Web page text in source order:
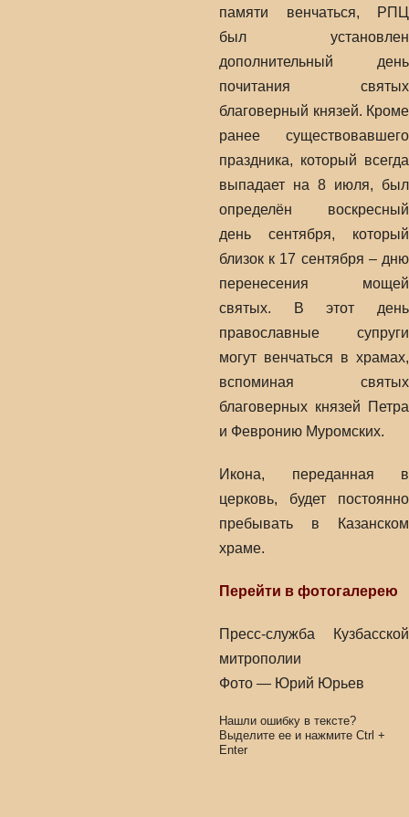
памяти венчаться, РПЦ
был установлен
дополнительный день
почитания святых
благоверный князей. Кроме
ранее существовавшего
праздника, который всегда
выпадает на 8 июля, был
определён воскресный
день сентября, который
близок к 17 сентября – дню
перенесения мощей
святых. В этот день
православные супруги
могут венчаться в храмах,
вспоминая святых
благоверных князей Петра
и Февронию Муромских.
Икона, переданная в
церковь, будет постоянно
пребывать в Казанском
храме.
Перейти в фотогалерею
Пресс-служба Кузбасской
митрополии
Фото — Юрий Юрьев
Нашли ошибку в тексте?
Выделите ее и нажмите Ctrl +
Enter